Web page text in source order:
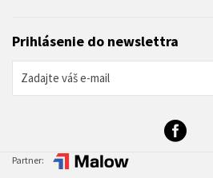
Prihlásenie do newslettra
Partner: